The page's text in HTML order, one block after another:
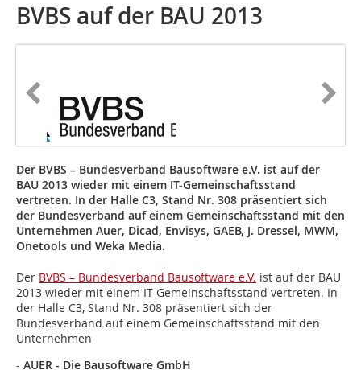
BVBS auf der BAU 2013
Der BVBS – Bundesverband Bausoftware e.V. ist auf der
BAU 2013 wieder mit einem IT-Gemeinschaftsstand
vertreten. In der Halle C3, Stand Nr. 308 präsentiert sich
der Bundesverband auf einem Gemeinschaftsstand mit den
Unternehmen Auer, Dicad, Envisys, GAEB, J. Dressel, MWM,
Onetools und Weka Media.
Der BVBS – Bundesverband Bausoftware e.V. ist auf der BAU
2013 wieder mit einem IT-Gemeinschaftsstand vertreten. In
der Halle C3, Stand Nr. 308 präsentiert sich der
Bundesverband auf einem Gemeinschaftsstand mit den
Unternehmen
- AUER - Die Bausoftware GmbH